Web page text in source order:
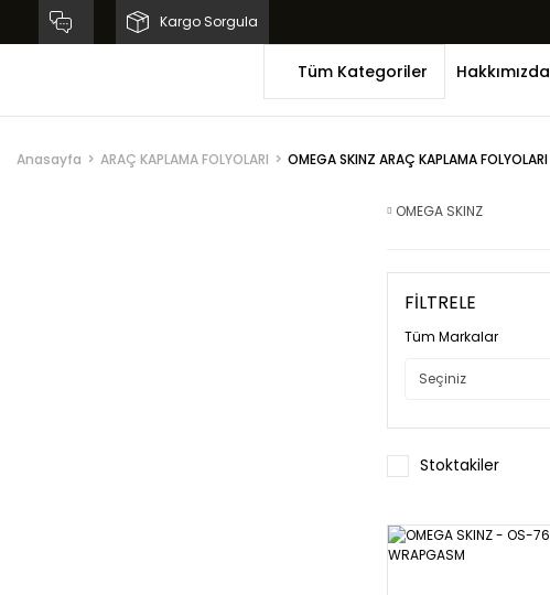
Kargo Sorgula
Tüm Kategoriler Hakkımızda
Anasayfa ARAÇ KAPLAMA FOLYOLARI OMEGA SKINZ ARAÇ KAPLAMA FOLYOLARI
OMEGA SKINZ
FİLTRELE
Tüm Markalar
Stoktakiler